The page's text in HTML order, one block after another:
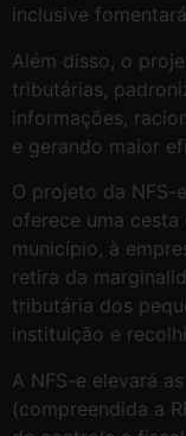
inclusive
Além disso, o
tributárias,
informações,
e gerando maior
O projeto da NFS-
oferece uma
município, à
retira da
tributária dos
instituição e
A NFS-e elevará
(compreendida a